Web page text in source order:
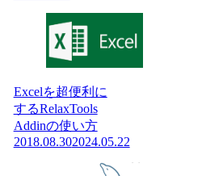
Excelを超便利に
するRelaxTools
Addinの使い方
2018.08.302024.05.22